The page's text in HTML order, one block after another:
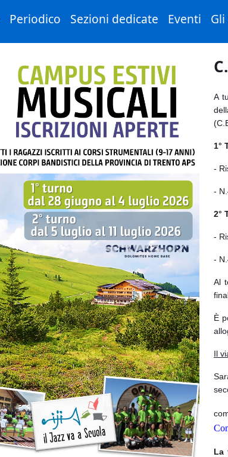
Periodico Sezioni dedicate Eventi
A
1°
-
-
2°
-
-
Al
È
Il
La